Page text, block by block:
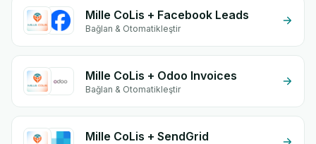
Mille CoLis + Facebook Leads
Bağlan & Otomatikleştir
Mille CoLis + Odoo Invoices
Bağlan & Otomatikleştir
Mille CoLis + SendGrid